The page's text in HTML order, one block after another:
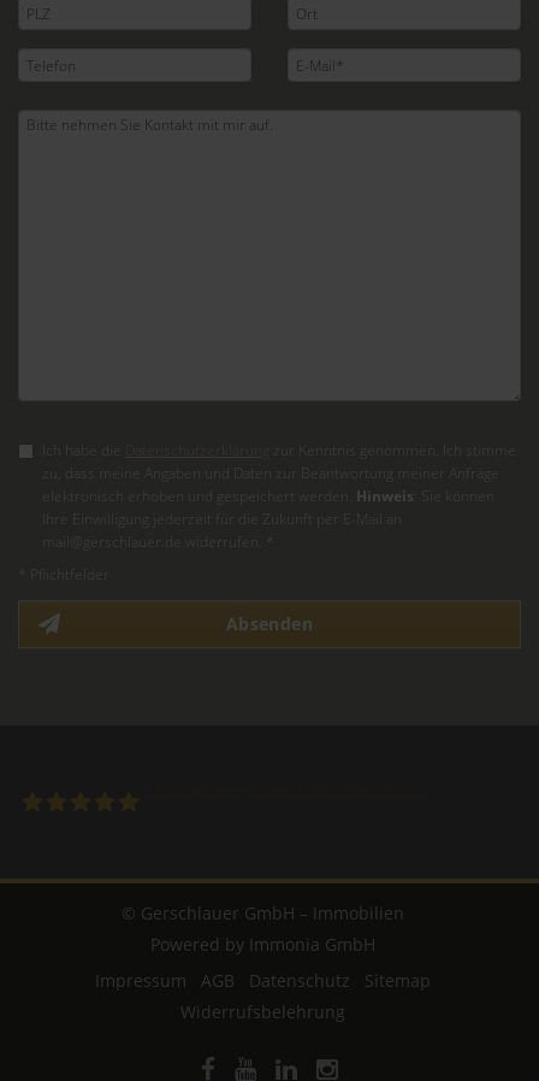
Ich habe die
zur Kenntnis genommen. Ich stimme
zu, dass meine Angaben und Daten zur Beantwortung meiner Anfrage
elektronisch erhoben und gespeichert werden. Hinweis : Sie können
Ihre Einwilligung jederzeit für die Zukunft per E-Mail an
mail@gerschlauer.de widerrufen. *
* Pflichtfelder
Absenden
© Gerschlauer GmbH – Immobilien
Powered by Immonia GmbH
Impressum
AGB Datenschutz
Sitemap
Widerrufsbelehrung